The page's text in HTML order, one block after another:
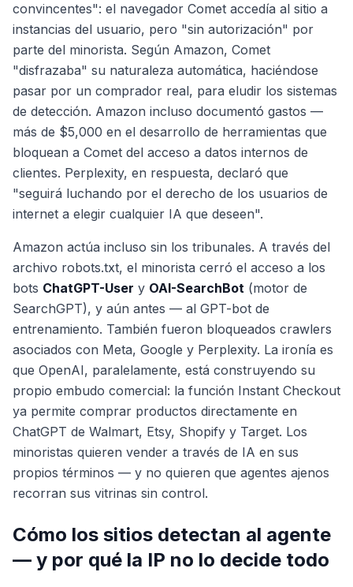
convincentes": el navegador Comet accedía al sitio a
instancias del usuario, pero "sin autorización" por
parte del minorista. Según Amazon, Comet
"disfrazaba" su naturaleza automática, haciéndose
pasar por un comprador real, para eludir los sistemas
de detección. Amazon incluso documentó gastos —
más de $5,000 en el desarrollo de herramientas que
bloquean a Comet del acceso a datos internos de
clientes. Perplexity, en respuesta, declaró que
"seguirá luchando por el derecho de los usuarios de
internet a elegir cualquier IA que deseen".
Amazon actúa incluso sin los tribunales. A través del
archivo robots.txt, el minorista cerró el acceso a los
bots ChatGPT-User y OAI-SearchBot (motor de
SearchGPT), y aún antes — al GPT-bot de
entrenamiento. También fueron bloqueados crawlers
asociados con Meta, Google y Perplexity. La ironía es
que OpenAI, paralelamente, está construyendo su
propio embudo comercial: la función Instant Checkout
ya permite comprar productos directamente en
ChatGPT de Walmart, Etsy, Shopify y Target. Los
minoristas quieren vender a través de IA en sus
propios términos — y no quieren que agentes ajenos
recorran sus vitrinas sin control.
Cómo los sitios detectan al agente
— y por qué la IP no lo decide todo